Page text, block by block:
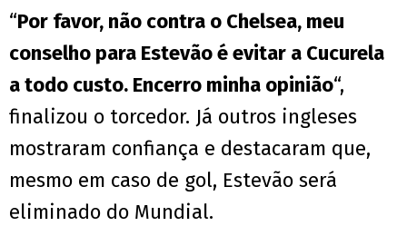
“Por favor, não contra o Chelsea, meu
conselho para Estevão é evitar a Cucurela
a todo custo. Encerro minha opinião“,
finalizou o torcedor. Já outros ingleses
mostraram confiança e destacaram que,
mesmo em caso de gol, Estevão será
eliminado do Mundial.